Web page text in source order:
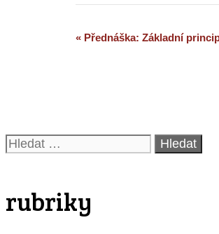
Navigace
« Přednáška: Základní
Hledat:
rubriky